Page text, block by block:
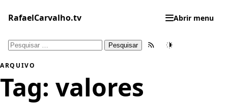
para
conteúdo
RafaelCarvalho.tv Abrir menu
Pesquisar
Feed RSSTema
ARQUIVO
Tag: valores